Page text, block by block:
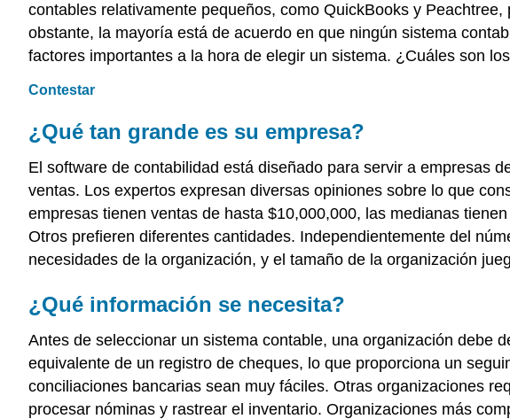
contables relativamente pequeños, como QuickBooks y
obstante, la mayoría está de acuerdo en que ningún sistema
factores importantes a la hora de elegir un sistema. ¿Cuáles son
Contestar
¿Qué tan grande es su empresa?
El software de contabilidad está diseñado para servir a empresas
ventas. Los expertos expresan diversas opiniones sobre lo que
empresas tienen ventas de hasta $10,000,000, las medianas
Otros prefieren diferentes cantidades. Independientemente del
necesidades de la organización, y el tamaño de la organización
¿Qué información se necesita?
Antes de seleccionar un sistema contable, una organización debe
equivalente de un registro de cheques, lo que proporciona un
conciliaciones bancarias sean muy fáciles. Otras organizaciones
procesar nóminas y rastrear el inventario. Organizaciones más